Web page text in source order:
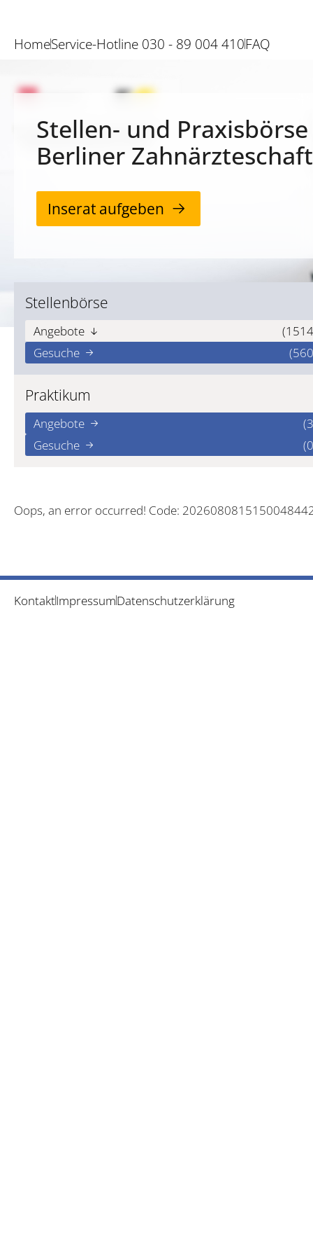
HomeService-Hotline 030 - 89 004 410FAQ
Stellen- und
Berliner Zahnärzteschaft
Inserat aufgeben
Stellenbörse
Angebote
Gesuche
Praktikum
Angebote
Gesuche
Oops, an error occurred! Code:
KontaktImpressumDatenschutzerklärung